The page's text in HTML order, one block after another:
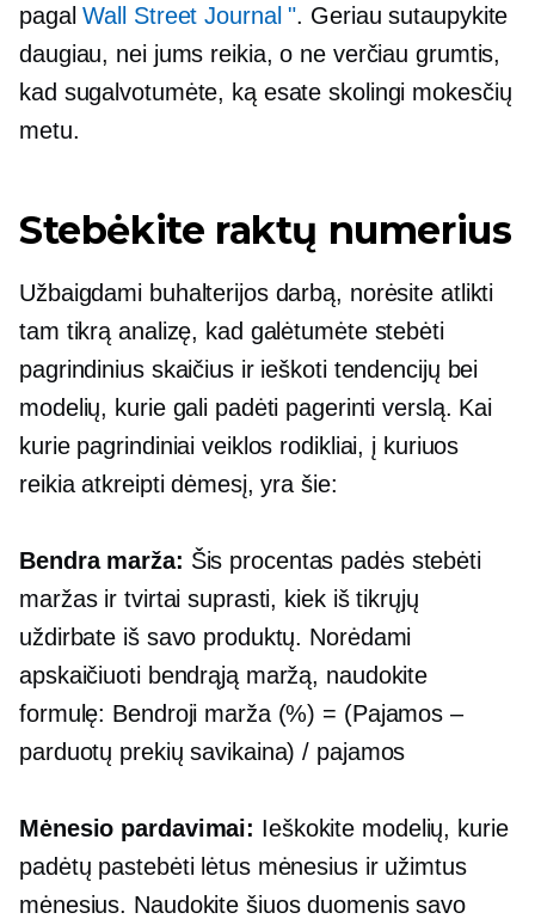
pagalWall Street Journal ". Geriau sutaupykite
daugiau, nei jums reikia, o ne verčiau grumtis,
kad sugalvotumėte, ką esate skolingi mokesčių
metu.
Stebėkite raktų numerius
Užbaigdami buhalterijos darbą, norėsite atlikti
tam tikrą analizę, kad galėtumėte stebėti
pagrindinius skaičius ir ieškoti tendencijų bei
modelių, kurie gali padėti pagerinti verslą. Kai
kurie pagrindiniai veiklos rodikliai, į kuriuos
reikia atkreipti dėmesį, yra šie:
Bendra marža: Šis procentas padės stebėti
maržas ir tvirtai suprasti, kiek iš tikrųjų
uždirbate iš savo produktų. Norėdami
apskaičiuoti bendrąją maržą, naudokite
formulę: Bendroji marža (%) = (Pajamos –
parduotų prekių savikaina) / pajamos
Mėnesio pardavimai: Ieškokite modelių, kurie
padėtų pastebėti lėtus mėnesius ir užimtus
mėnesius. Naudokite šiuos duomenis savo